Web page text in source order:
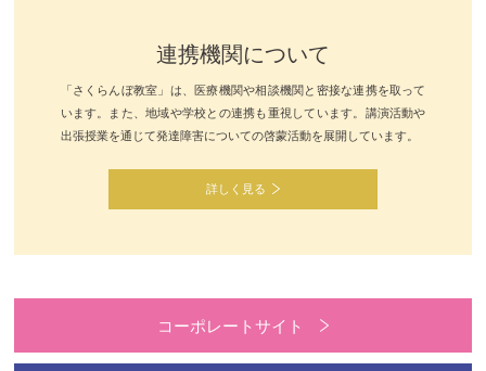
連携機関について
「さくらんぼ教室」は、医療機関や相談機関と密接な連携を取って
います。また、地域や学校との連携も重視しています。講演活動や
出張授業を通じて発達障害についての啓蒙活動を展開しています。
詳しく見る
コーポレートサイト